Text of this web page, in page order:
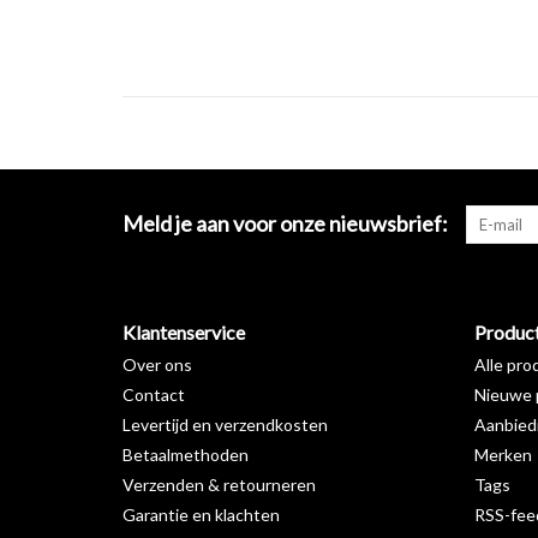
Meld je aan voor onze nieuwsbrief:
Klantenservice
Over ons
Contact
Levertijd en verzendkosten
Betaalmethoden
Verzenden & retourneren
Garantie en klachten
Alle
Nieuwe
Merken
Tags
RSS-